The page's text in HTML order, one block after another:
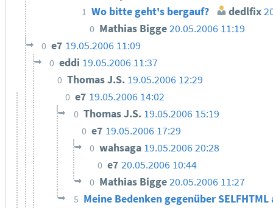
1 Wo bitte geht's bergauf? dedlfix
0 Mathias Bigge20.05.2006 11:19
0 e7 19.05.2006 11:09
0 eddi 19.05.2006 11:37
0 Thomas J.S. 19.05.2006 12:29
0 e7 19.05.2006 14:02
0 Thomas J.S. 19.05.2006 15:19
0 e7 19.05.2006 17:29
0 wahsaga 19.05.2006 20:28
0 e720.05.2006 10:44
0 Mathias Bigge20.05.2006 11:27
5 Meine Bedenken gegenüber